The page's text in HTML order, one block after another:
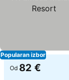
Popularan izbor
Od 82 €